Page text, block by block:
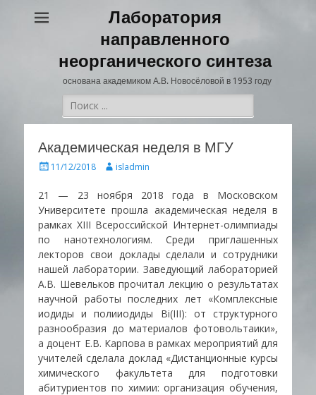
Лаборатория
направленного
неорганического синтеза
основана академиком А.В. Новосёловой в 1953 году
Поиск:
Академическая неделя в МГУ
Опубликовано
11/12/2018 Авторisladmin
21 — 23 ноября 2018 года в Московском
Университете прошла академическая неделя в
рамках XIII Всероссийской Интернет-олимпиады
по нанотехнологиям. Среди приглашенных
лекторов свои доклады сделали и сотрудники
нашей лаборатории. Заведующий лабораторией
А.В. Шевельков прочитал лекцию о результатах
научной работы последних лет «Комплексные
иодиды и полииодиды Bi(III): от структурного
разнообразия до материалов фотовольтаики»,
а доцент Е.В. Карпова в рамках мероприятий для
учителей сделала доклад «Дистанционные курсы
химического факультета для подготовки
абитуриентов по химии: организация обучения,